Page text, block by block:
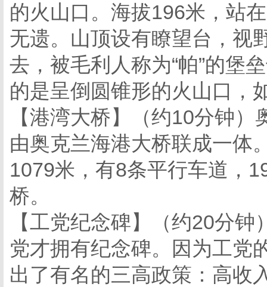
的火山口。海拔196米，站
无遗。山顶设有瞭望台，视
去，被毛利人称为“帕”的堡
的是呈倒圆锥形的火山口，
【港湾大桥】（约10分钟
由奥克兰海港大桥联成一体
1079米，有8条平行车道，
桥。
【工党纪念碑】（约20分
党才拥有纪念碑。因为工党
出了有名的三高政策：高收